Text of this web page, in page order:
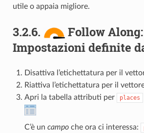
utile o appaia migliore.
3.2.6.
Follow Along:
Impostazioni definite
Disattiva l’etichettatura per il
Riattiva l’etichettatura per il
Apri la tabella attributi per places
C’è un campoche ora ci interessa: